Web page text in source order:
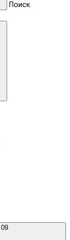
Поиск
+7 921 741 94 09